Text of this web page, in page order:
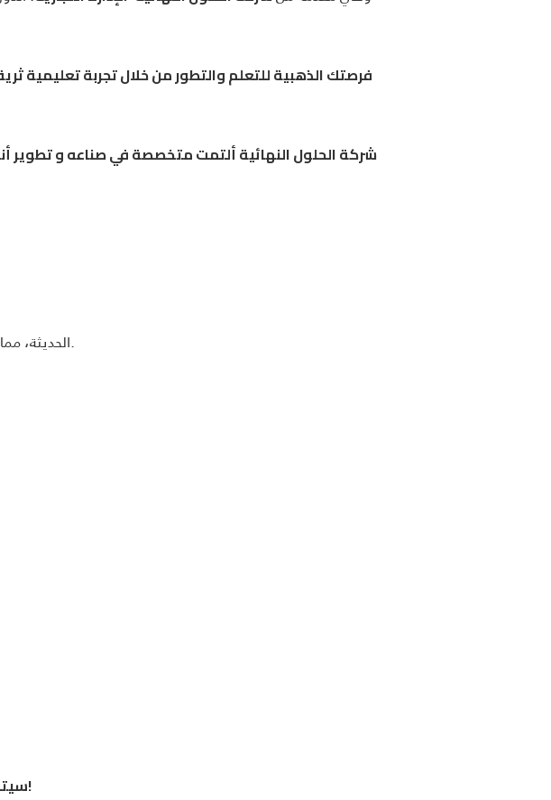
على أنظمة ERP الحديثة، مما يعزز من قدرتك على العمل في مختلف المؤسسات.
📅 سيتم تحديد وقت المحاضرة لاحقاً داخل جروب المشروع المرفق في نموذج التسجيل!